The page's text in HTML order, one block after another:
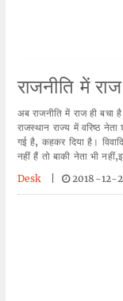
राजनीति में
अब राजनीति में राज ही बचा
राजस्थान राज्य में वरिष्ठ
गई है, कहकर दिया है।
नहीं हैं तो बाकी नेता भी
Desk
2018-12-